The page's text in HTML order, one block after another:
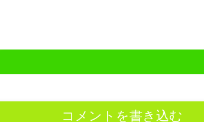
コメントを書き込む